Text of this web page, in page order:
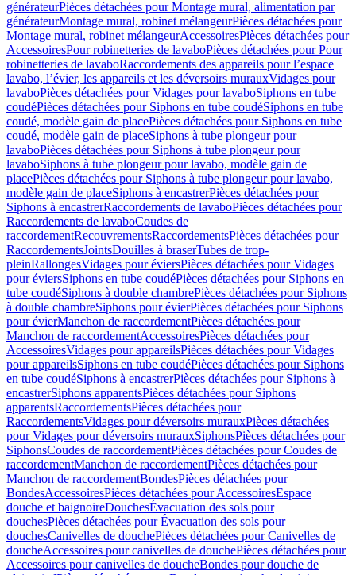
générateurPièces détachées pour Montage mural, alimentation par
générateurMontage mural, robinet mélangeurPièces détachées pour
Montage mural, robinet mélangeurAccessoiresPièces détachées pour
AccessoiresPour robinetteries de lavaboPièces détachées pour Pour
robinetteries de lavaboRaccordements des appareils pour l’espace
lavabo, l’évier, les appareils et les déversoirs murauxVidages pour
lavaboPièces détachées pour Vidages pour lavaboSiphons en tube
coudéPièces détachées pour Siphons en tube coudéSiphons en tube
coudé, modèle gain de placePièces détachées pour Siphons en tube
coudé, modèle gain de placeSiphons à tube plongeur pour
lavaboPièces détachées pour Siphons à tube plongeur pour
lavaboSiphons à tube plongeur pour lavabo, modèle gain de
placePièces détachées pour Siphons à tube plongeur pour lavabo,
modèle gain de placeSiphons à encastrerPièces détachées pour
Siphons à encastrerRaccordements de lavaboPièces détachées pour
Raccordements de lavaboCoudes de
raccordementRecouvrementsRaccordementsPièces détachées pour
RaccordementsJointsDouilles à braserTubes de trop-
pleinRallongesVidages pour éviersPièces détachées pour Vidages
pour éviersSiphons en tube coudéPièces détachées pour Siphons en
tube coudéSiphons à double chambrePièces détachées pour Siphons
à double chambreSiphons pour évierPièces détachées pour Siphons
pour évierManchon de raccordementPièces détachées pour
Manchon de raccordementAccessoiresPièces détachées pour
AccessoiresVidages pour appareilsPièces détachées pour Vidages
pour appareilsSiphons en tube coudéPièces détachées pour Siphons
en tube coudéSiphons à encastrerPièces détachées pour Siphons à
encastrerSiphons apparentsPièces détachées pour Siphons
apparentsRaccordementsPièces détachées pour
RaccordementsVidages pour déversoirs murauxPièces détachées
pour Vidages pour déversoirs murauxSiphonsPièces détachées pour
SiphonsCoudes de raccordementPièces détachées pour Coudes de
raccordementManchon de raccordementPièces détachées pour
Manchon de raccordementBondesPièces détachées pour
BondesAccessoiresPièces détachées pour AccessoiresEspace
douche et baignoireDouchesÉvacuation des sols pour
douchesPièces détachées pour Évacuation des sols pour
douchesCanivelles de douchePièces détachées pour Canivelles de
doucheAccessoires pour canivelles de douchePièces détachées pour
Accessoires pour canivelles de doucheBondes pour douche de